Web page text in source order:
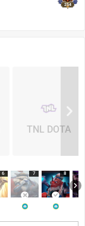
254
TNL DOTA
6 7 8